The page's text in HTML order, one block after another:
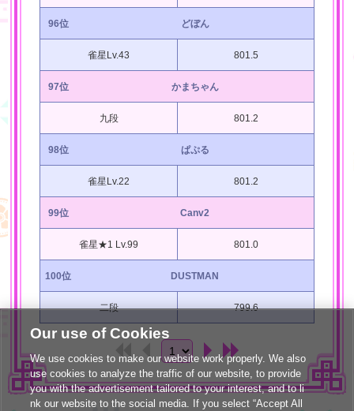
96位 どぼん
雀星Lv.43 801.5
97位 かまちゃん
九段 801.2
98位 ぱぷる
雀星Lv.22 801.2
99位 Canv2
雀星★1 Lv.99 801.0
100位 DUSTMAN
二段 799.6
Our use of Cookies
We use cookies to make our website work properly. We also
use cookies to analyze the traffic of our website, to provide
you with the advertisement tailored to your interest, and to li
nk our website to the social media. If you select “Accept All